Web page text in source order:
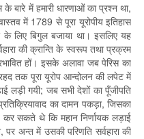
बारे में हमारी धारणाओं का प्रश्न था,
में 1789 से पूरा यूरोपीय इतिहास
लिए बिगुल बजाया था। इसलिए यह
की क्रान्ति के स्वरूप तथा प्रक्रम
हों। इसके अलावा जब पेरिस का
तक पूरा यूरोप आन्दोलन की लपेट में
लड़ी गयी; जब सभी देशों का पूँजीपति
का दामन पकड़ा, जिसका
सकते थे कि महान निर्णायक लड़ाई
अन्त में उसकी परिणति सर्वहारा की